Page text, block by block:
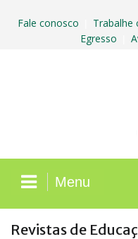
Fale conosco Trabalhe
Egresso
Menu
Revistas de